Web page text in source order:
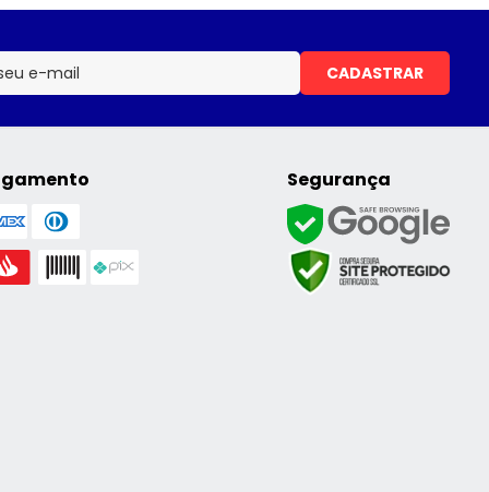
CADASTRAR
Segurança